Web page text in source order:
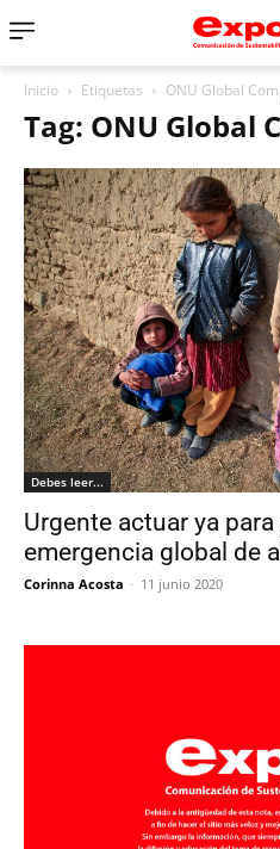
Inicio Etiquetas ONU Global
Tag: ONU Global
Debes leer...
Urgente actuar ya
emergencia global de
Corinna Acosta - 11 junio 2020